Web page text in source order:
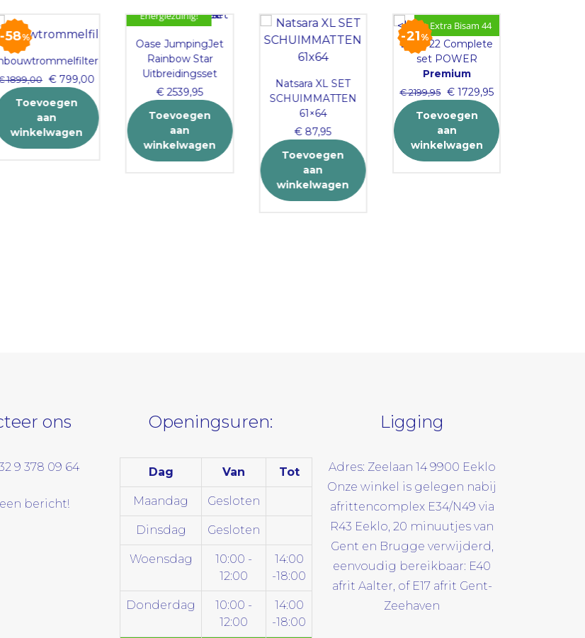
%
1899,00
Original
was:
€ 1899,00.
€799,00Current
is:
€ 799,00.
Toevoegen
aan
winkelwagen
Energiezuinig!
Oase JumpingJet
Rainbow Star
Uitbreidingsset
€2539,95
Toevoegen
aan
winkelwagen
Natsara XL SET
SCHUIMMATTEN
61×64
€87,95
Toevoegen
aan
winkelwagen
21 %
+ Extra Bisam 44
Biber 22 Complete
set POWER
Premium
€2199,95
Original
was:
€ 2199,95.
€1729,95Current
price
is:
€ 1729,95.
Toevoegen
aan
winkelwagen
ons
9 378 09 64
bericht!
Openingsuren:
Dag Van Tot
Maandag Gesloten
Dinsdag Gesloten
Woensdag
10:00 -
12:00
14:00
-18:00
Donderdag
10:00 -
12:00
14:00
-18:00
Ligging
Adres: Zeelaan 14 9900 Eeklo
Onze winkel is gelegen nabij
afrittencomplex E34/N49 via
R43 Eeklo, 20 minuutjes van
Gent en Brugge verwijderd,
eenvoudig bereikbaar: E40
afrit Aalter, of E17 afrit Gent-
Zeehaven